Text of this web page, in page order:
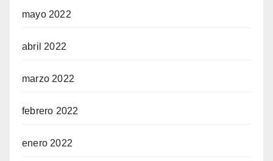
mayo 2022
abril 2022
marzo 2022
febrero 2022
enero 2022